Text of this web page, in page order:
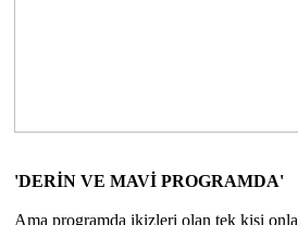
'DERİN VE MAVİ PROGRAMDA'
Ama programda ikizleri olan tek kişi